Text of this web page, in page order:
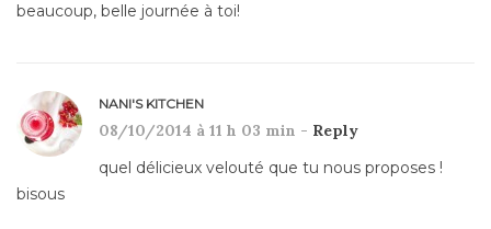
beaucoup, belle journée à toi!
NANI'S KITCHEN
08/10/2014 à 11 h 03 min - Reply
quel délicieux velouté que tu nous proposes !
bisous